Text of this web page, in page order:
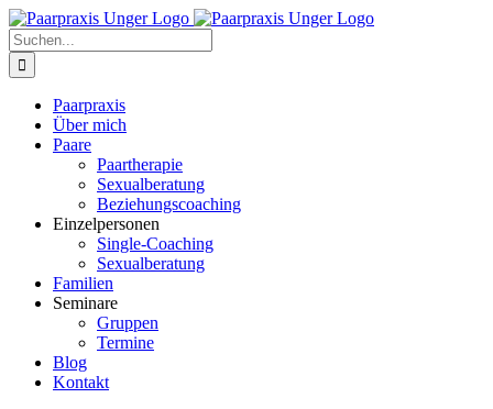
Zum
Inhalt
springen
Suche
nach:
Paarpraxis
Über mich
Paare
Paartherapie
Sexualberatung
Beziehungscoaching
Einzelpersonen
Single-Coaching
Sexualberatung
Familien
Seminare
Gruppen
Termine
Blog
Kontakt